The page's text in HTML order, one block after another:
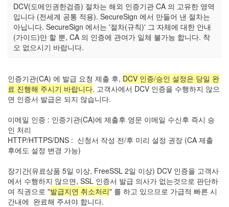
DCV(도메인권한검증) 절차는 해외 인증기관 CA 의 고유한 영역
입니다 (전세계 공통 적용). SecureSign 에서 만들어 낸 절차는
아닙니다. SecureSign 에서는 '절차(규칙)' 그 자체에 대한 안내
(가이드)만 할 뿐, CA 의 인증에 관여가 일체 불가능 합니다. 착
오 없으시기 바랍니다.
인증기관(CA) 에 발급 요청 제출 후, DCV 인증/승인 설정은 당일 완
료 진행해 주시기 바랍니다. 고객사에서 DCV 인증을 수행하지 않으
면 인증서 발급은 되지 않습니다.
이메일 인증 : 인증기관(CA)에 제출후 영문 이메일 수신후 즉시 승
인 처리
HTTP/HTTPS/DNS : 신청서 작성 전/후 미리 설정 권장 (CA 제출
후에도 설정 변경 가능)
장기간(유료상품 5일 이상, FreeSSL 2일 이상) DCV 인증을 고객사
에서 수행하지 않으면, SSL 인증서 발급 의사가 없는것으로 판단하
여 직권으로 "발급지연 취소처리" 를 하고 있으므로 가급적 빠른 시
간내에 완료해 주셔야 합니다.